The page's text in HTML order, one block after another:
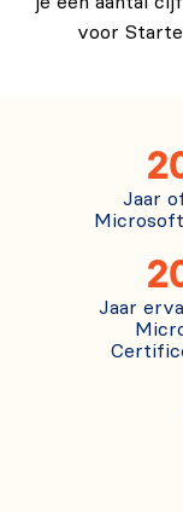
voor
Jaar
Jaar